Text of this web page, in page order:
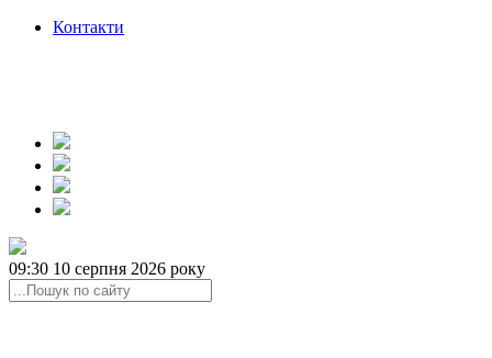
Контакти
09:30 10 серпня 2026 року